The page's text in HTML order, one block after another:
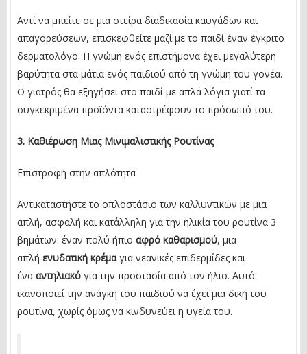
Αντί να μπείτε σε μια στείρα διαδικασία καυγάδων και
απαγορεύσεων, επισκεφθείτε μαζί με το παιδί έναν έγκριτο
δερματολόγο. Η γνώμη ενός επιστήμονα έχει μεγαλύτερη
βαρύτητα στα μάτια ενός παιδιού από τη γνώμη του γονέα.
Ο γιατρός θα εξηγήσει στο παιδί με απλά λόγια γιατί τα
συγκεκριμένα προϊόντα καταστρέφουν το πρόσωπό του.
3. Καθιέρωση Μιας Μινιμαλιστικής Ρουτίνας
Επιστροφή στην απλότητα
Αντικαταστήστε το οπλοστάσιο των καλλυντικών με μια
απλή, ασφαλή και κατάλληλη για την ηλικία του ρουτίνα 3
βημάτων: έναν πολύ ήπιο αφρό καθαρισμού, μια
απλή ενυδατική κρέμαγια νεανικές επιδερμίδες και
ένα αντηλιακό για την προστασία από τον ήλιο. Αυτό
ικανοποιεί την ανάγκη του παιδιού να έχει μια δική του
ρουτίνα, χωρίς όμως να κινδυνεύει η υγεία του.